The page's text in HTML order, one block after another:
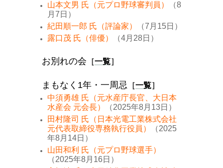
山本文男 氏（元プロ野球審判員）
（8
月7日）
紀田順一郎 氏（評論家）
（7月15日）
露口茂 氏（俳優）
（4月28日）
お別れの会 ［一覧］
まもなく1年・一周忌 ［一覧］
中須勇雄 氏（元水産庁長官、大日本
水産会 元会長）
（2025年8月13日）
田村隆司 氏（日本光電工業株式会社
元代表取締役専務執行役員）
（2025
年8月14日）
山田和利 氏（元プロ野球選手）
（2025年8月16日）